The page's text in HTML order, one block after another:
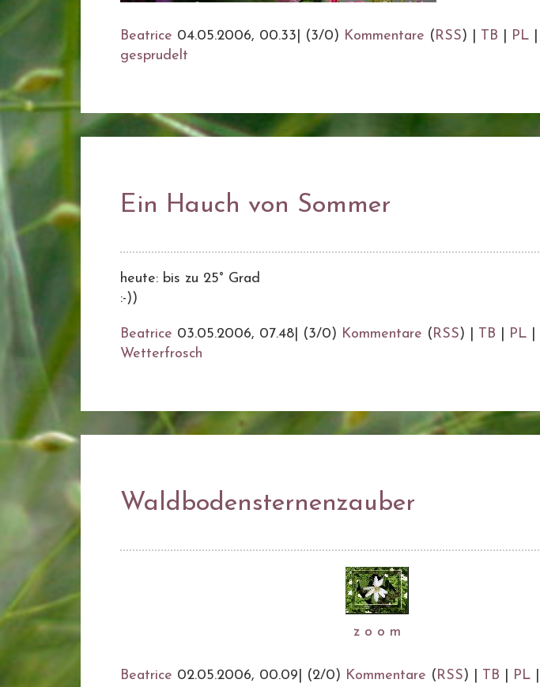
Beatrice 04.05.2006, 00.33 (3/0) Kommentare (RSS) | TB PL
gesprudelt
Ein Hauch von Sommer
heute: bis zu 25° Grad
:-))
Beatrice 03.05.2006, 07.48 (3/0) Kommentare (RSS) | TB PL
Wetterfrosch
Waldbodensternenzauber
z o o m
Beatrice 02.05.2006, 00.09 (2/0) Kommentare (RSS) | TB PL